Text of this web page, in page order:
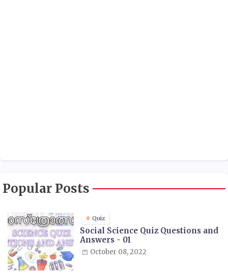
Popular Posts
Quiz
Social Science Quiz Questions and
Answers - 01
October 08, 2022